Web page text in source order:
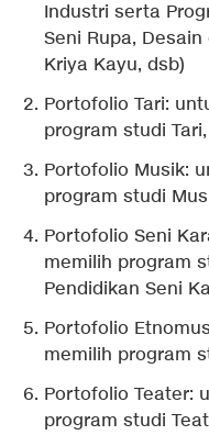
Industri serta
Seni Rupa,
Kriya Kayu, dsb)
Portofolio Tari:
program studi
Portofolio Musik:
program studi
Portofolio Seni
memilih program
Pendidikan Seni
Portofolio
memilih program
Portofolio Teater:
program studi